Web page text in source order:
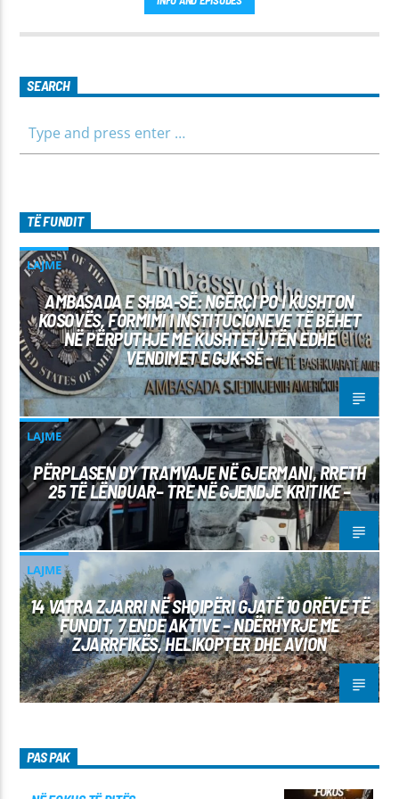
para të ditës me përmbajtje të larmishme dhe të dobishme
për të gjithë familjen.
SEARCH
TË FUNDIT
LAJME
AMBASADA E SHBA-SË: NGËRÇI PO I KUSHTON
KOSOVËS, FORMIMI I INSTITUCIONEVE TË BËHET
NË PËRPUTHJE ME KUSHTETUTËN EDHE
VENDIMET E GJK-SË –
LAJME
PËRPLASEN DY TRAMVAJE NË GJERMANI, RRETH
25 TË LËNDUAR– TRE NË GJENDJE KRITIKE –
LAJME
14 VATRA ZJARRI NË SHQIPËRI GJATË 10 ORËVE TË
FUNDIT, 7 ENDE AKTIVE – NDËRHYRJE ME
ZJARRFIKËS, HELIKOPTER DHE AVION
PAS PAK